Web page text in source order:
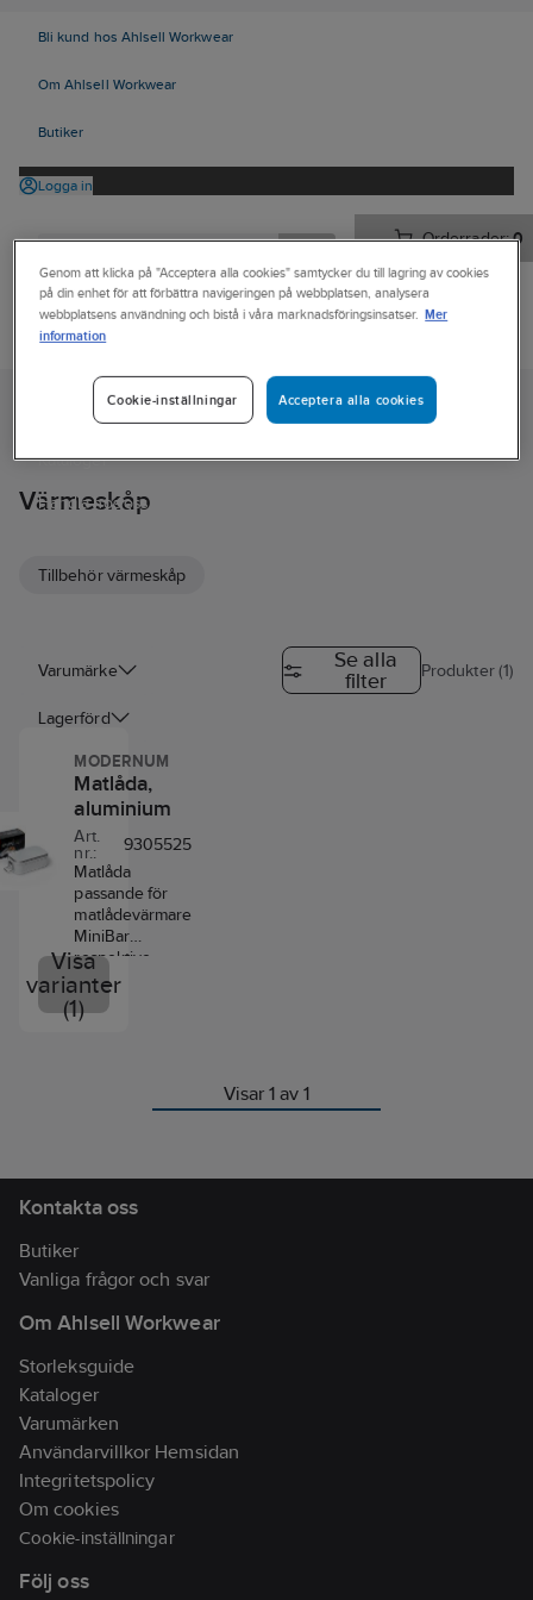
Bli kund hos Ahlsell Workwear
Om Ahlsell Workwear
Butiker
Logga in
Orderrader:0
Produkter
Kampanjer
Tjänster
Kataloger
Handla hos oss
Produkter Vitvaror & Hemelektronik
Stora vitvaror
Värmeskåp
Tillbehör värmeskåp
Varumärke
Lagerförd
Se alla
filter
Produkter (1)
MODERNUM
Matlåda,
aluminium
Art.
nr.:
9305525
Matlåda
passande för
matlådevärmare
MiniBar
respektive
AutoMat.
Visa
varianter
(1)
Visar 1 av 1
Kontakta oss
Butiker
Vanliga frågor och svar
Om Ahlsell Workwear
Storleksguide
Kataloger
Varumärken
Användarvillkor Hemsidan
Integritetspolicy
Om cookies
Cookie-inställningar
Följ oss
Genom att klicka på "Acceptera alla cookies" samtycker du till lagring av cookies
på din enhet för att förbättra navigeringen på webbplatsen, analysera
webbplatsens användning och bistå i våra marknadsföringsinsatser. Mer
information
Acceptera alla cookies
Cookie-inställningar